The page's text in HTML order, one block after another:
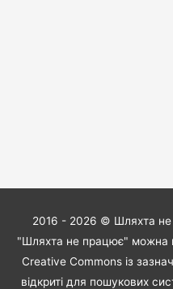
2016 - 2026 © Шляхта
"Шляхта не працює" можна
Creative Commons із
відкриті для пошукових